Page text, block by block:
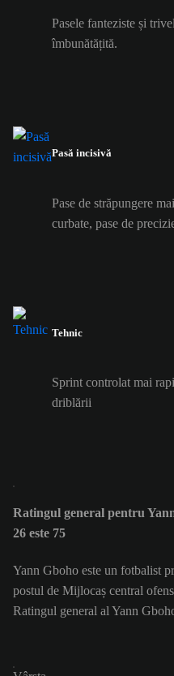
Pasele fanteziste și
îmbunătățită.
Pasă incisivă
Pase de străpungere
curbate, pase de
Tehnic
Sprint controlat mai
driblării
Ratingul general pentru
26 este 75
Yann Gboho este un fotbalist
postul de Mijlocaș central
Ratingul general al Yann